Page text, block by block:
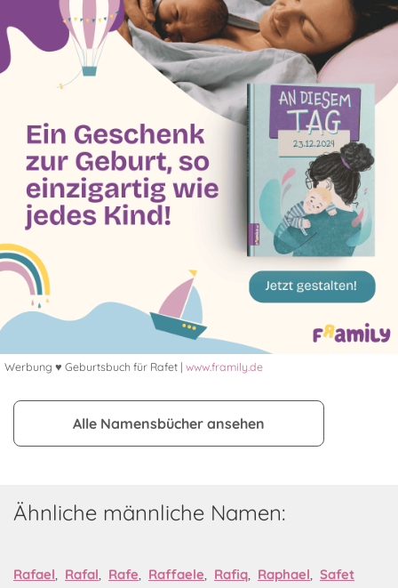
Werbung ♥ Geburtsbuch für Rafet | www.framily.de
Alle Namensbücher ansehen
Ähnliche männliche Namen:
Rafael, Rafal, Rafe, Raffaele, Rafiq, Raphael, Safet